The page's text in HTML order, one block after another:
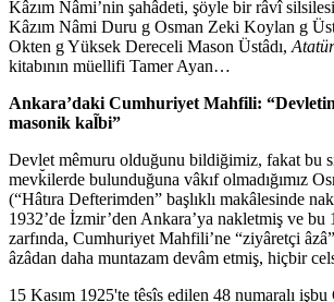
Kâzım Nâmi’nin şahâdeti, şöyle bir râvî
Kâzım Nâmi Duru g Osman Zeki Koylan g
Okten g Yüksek Dereceli Mason Üstâdı,
kitabının müellifi Tamer Ayan…
Ankara’daki Cumhuriyet Mahfili:
masonik kal̃bi”
Devlet mêmuru olduğunu bildiğimiz, fakat bu
mevk̆ilerde bulunduğuna vâkıf olmadığımız
(“Hâtıra Defterimden” başlıklı makâlesinde
1932’de İzmir’den Ankara’ya nakletmiş ve bu
zarfında, Cumhuriyet Mahfili’ne “ziyâretçi
âzâdan daha muntazam devâm etmiş, hiçbir
15 Kasım 1925'te têsîs edilen 48 numaralı